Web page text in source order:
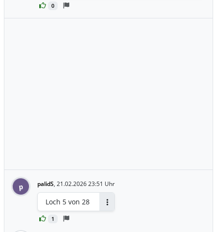
0
p palidS, 21.02.2026 23:51 Uhr
1
Loch 5 von 28